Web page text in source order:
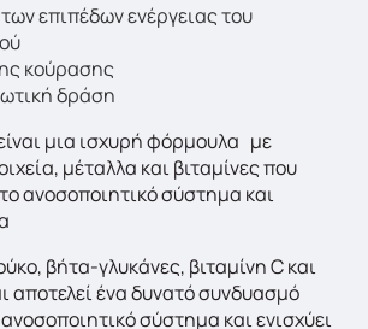
επιπέδων ενέργειας του
κούρασης
δράση
μια ισχυρή φόρμουλα με
μέταλλα και βιταμίνες που
ανοσοποιητικό σύστημα και
βήτα-γλυκάνες, βιταμίνη C και
αποτελεί ένα δυνατό συνδυασμό
σύστημα και ενισχύει